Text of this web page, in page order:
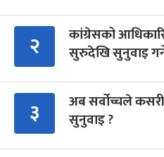
२
कांग्रेसको
सुरुदेखि सुनुवाइ
३
अब सर्वोच्चले
सुनुवाइ ?